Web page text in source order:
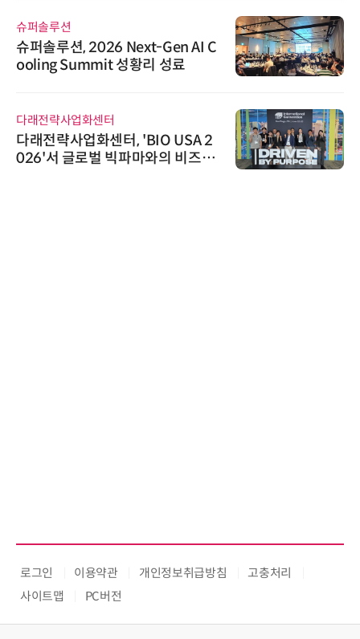
슈퍼솔루션
슈퍼솔루션, 2026 Next-Gen AI C
ooling Summit 성황리 성료
다래전략사업화센터
다래전략사업화센터, 'BIO USA 2
026'서 글로벌 빅파마와의 비즈니
로그인 이용약관 개인정보취급방침
고충처리
사이트맵
PC버전